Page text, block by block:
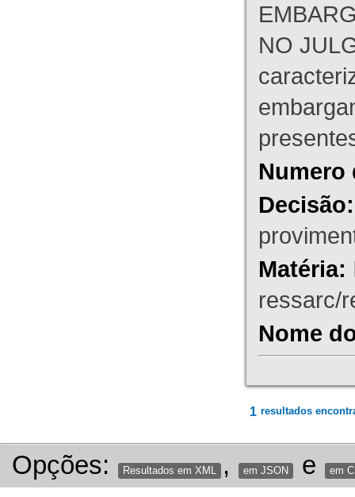
NO
Numero
Decisão:
Matéria:
ressarc/
Nome
1 resultados
Opções: Resultados em XML , em JSON e em